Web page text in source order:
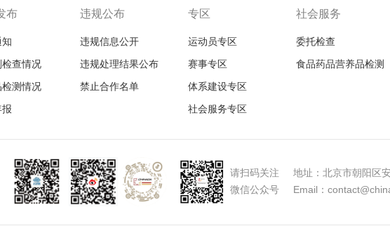
布
检查情况
测情况
违规公布
违规信息公开
违规处理结果公布
禁止合作名单
专区
运动员专区
赛事专区
体系建设专区
社会服务专区
社会服务
委托检查
食品药品营养品检测
请扫码关注 地址：北京市朝阳区
微信公众号 Email：